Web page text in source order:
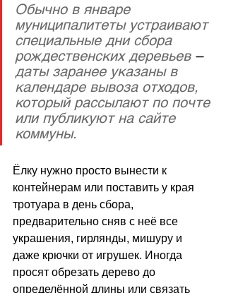
Обычно в январе
муниципалитеты устраивают
специальные дни сбора
рождественских деревьев –
даты заранее указаны в
календаре вывоза отходов,
который рассылают по почте
или публикуют на сайте
коммуны.
Ёлку нужно просто вынести к
контейнерам или поставить у края
тротуара в день сбора,
предварительно сняв с неё все
украшения, гирлянды, мишуру и
даже крючки от игрушек. Иногда
просят обрезать дерево до
определённой длины или связать